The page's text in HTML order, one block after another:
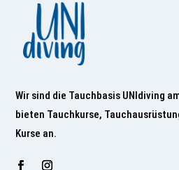
Wir sind die Tauchbasis UNIdiving
bieten Tauchkurse,
Kurse an.